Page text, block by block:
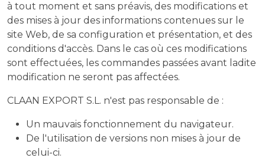
à tout moment et sans préavis, des modifications et
des mises à jour des informations contenues sur le
site Web, de sa configuration et présentation, et des
conditions d'accès. Dans le cas où ces modifications
sont effectuées, les commandes passées avant ladite
modification ne seront pas affectées.
CLAAN EXPORT S.L. n'est pas responsable de :
Un mauvais fonctionnement du navigateur.
De l'utilisation de versions non mises à jour de
celui-ci.